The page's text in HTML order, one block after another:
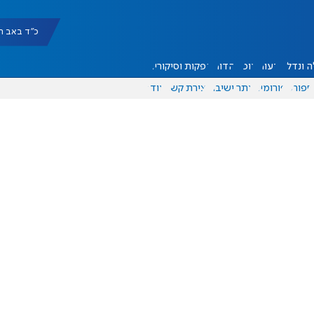
כ"ד באב תשפ"ו
ונדל"ן דעות אוכל יהדות הפקות וסיקורים
ספורט פורומים אתר ישיבה יצירת קשר עוד